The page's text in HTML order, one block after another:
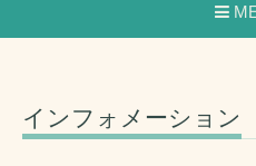
インフォメーション